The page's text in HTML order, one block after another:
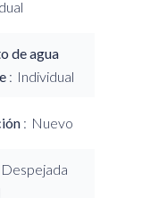
de agua
Individual
Nuevo
Despejada